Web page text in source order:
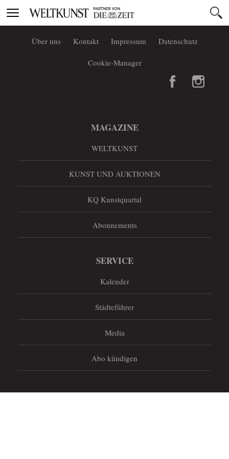
Toggle
navigation
Über uns Kontakt Impressum Datenschutz
Cookie-Manager
MAGAZINE
WELTKUNST
KUNST UND AUKTIONEN
KQ Kunstquartal
Abonnements
SERVICE
Kalender
Städteführer
Media
Abo kündigen